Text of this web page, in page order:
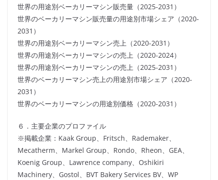
世界の用途別ベーカリーマシン販売量（2025-2031）
世界のベーカリーマシン販売量の用途別市場シェア（2020-
2031）
世界の用途別ベーカリーマシン売上（2020-2031）
世界の用途別ベーカリーマシンの売上（2020-2024）
世界の用途別ベーカリーマシンの売上（2025-2031）
世界のベーカリーマシン売上の用途別市場シェア（2020-
2031）
世界のベーカリーマシンの用途別価格（2020-2031）
６．主要企業のプロファイル
※掲載企業：Kaak Group、Fritsch、Rademaker、
Mecatherm、Markel Group、Rondo、Rheon、GEA、
Koenig Group、Lawrence company、Oshikiri
Machinery、Gostol、BVT Bakery Services BV、WP